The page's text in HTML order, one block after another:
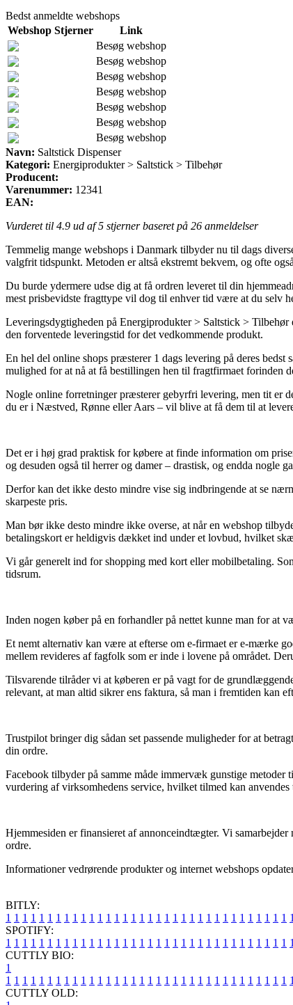
Bedst anmeldte webshops
Webshop Stjerner
Link
Besøg webshop
Besøg webshop
Besøg webshop
Besøg webshop
Besøg webshop
Besøg webshop
Besøg webshop
Navn: Saltstick Dispenser
Kategori: Energiprodukter > Saltstick > Tilbehør
Producent:
Varenummer: 12341
EAN:
Vurderet til 4.9 ud af 5 stjerner baseret på 26 anmeldelser
Temmelig mange webshops i Danmark tilbyder nu til dags
valgfrit tidspunkt. Metoden er altså ekstremt bekvem, og ofte
Du burde ydermere udse dig at få ordren leveret til din
mest prisbevidste fragttype vil dog til enhver tid være at du selv
Leveringsdygtigheden på Energiprodukter > Saltstick >
den forventede leveringstid for det vedkommende produkt.
En hel del online shops præsterer 1 dags levering på deres
mulighed for at nå at få bestillingen hen til fragtfirmaet forinden
Nogle online forretninger præsterer gebyrfri levering, men tit er
du er i Næstved, Rønne eller Aars – vil blive at få dem til at
Det er i høj grad praktisk for købere at finde information om
og desuden også til herrer og damer – drastisk, og endda nogle
Derfor kan det ikke desto mindre vise sig indbringende at se
skarpeste pris.
Man bør ikke desto mindre ikke overse, at når en webshop
betalingskort er heldigvis dækket ind under et lovbud, hvilket
Vi går generelt ind for shopping med kort eller mobilbetaling.
tidsrum.
Inden nogen køber på en forhandler på nettet kunne man for at
Et nemt alternativ kan være at efterse om e-firmaet er e-mærke
mellem revideres af fagfolk som er inde i lovene på området.
Tilsvarende tilråder vi at køberen er på vagt for de
relevant, at man altid sikrer ens faktura, så man i fremtiden kan
Trustpilot bringer dig sådan set passende muligheder for at
din ordre.
Facebook tilbyder på samme måde immervæk gunstige
vurdering af virksomhedens service, hvilket tilmed kan
Hjemmesiden er finansieret af annonceindtægter. Vi
ordre.
Informationer vedrørende produkter og internet webshops
BITLY:
1 1 1 1 1 1 1 1 1 1 1 1 1 1 1 1 1 1 1 1 1 1 1 1 1 1 1 1 1 1 1 1 1 1 1
SPOTIFY:
1 1 1 1 1 1 1 1 1 1 1 1 1 1 1 1 1 1 1 1 1 1 1 1 1 1 1 1 1 1 1 1 1 1 1
CUTTLY BIO:
1
1 1 1 1 1 1 1 1 1 1 1 1 1 1 1 1 1 1 1 1 1 1 1 1 1 1 1 1 1 1 1 1 1 1 1
CUTTLY OLD: